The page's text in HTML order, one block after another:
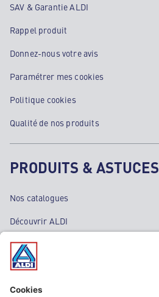
SAV & Garantie ALDI
Rappel produit
Donnez-nous votre avis
Paramétrer mes cookies
Politique cookies
Qualité de nos produits
PRODUITS & ASTUCES
Nos catalogues
Découvrir ALDI
Nos bons plans
Nos rayons
Nos marques